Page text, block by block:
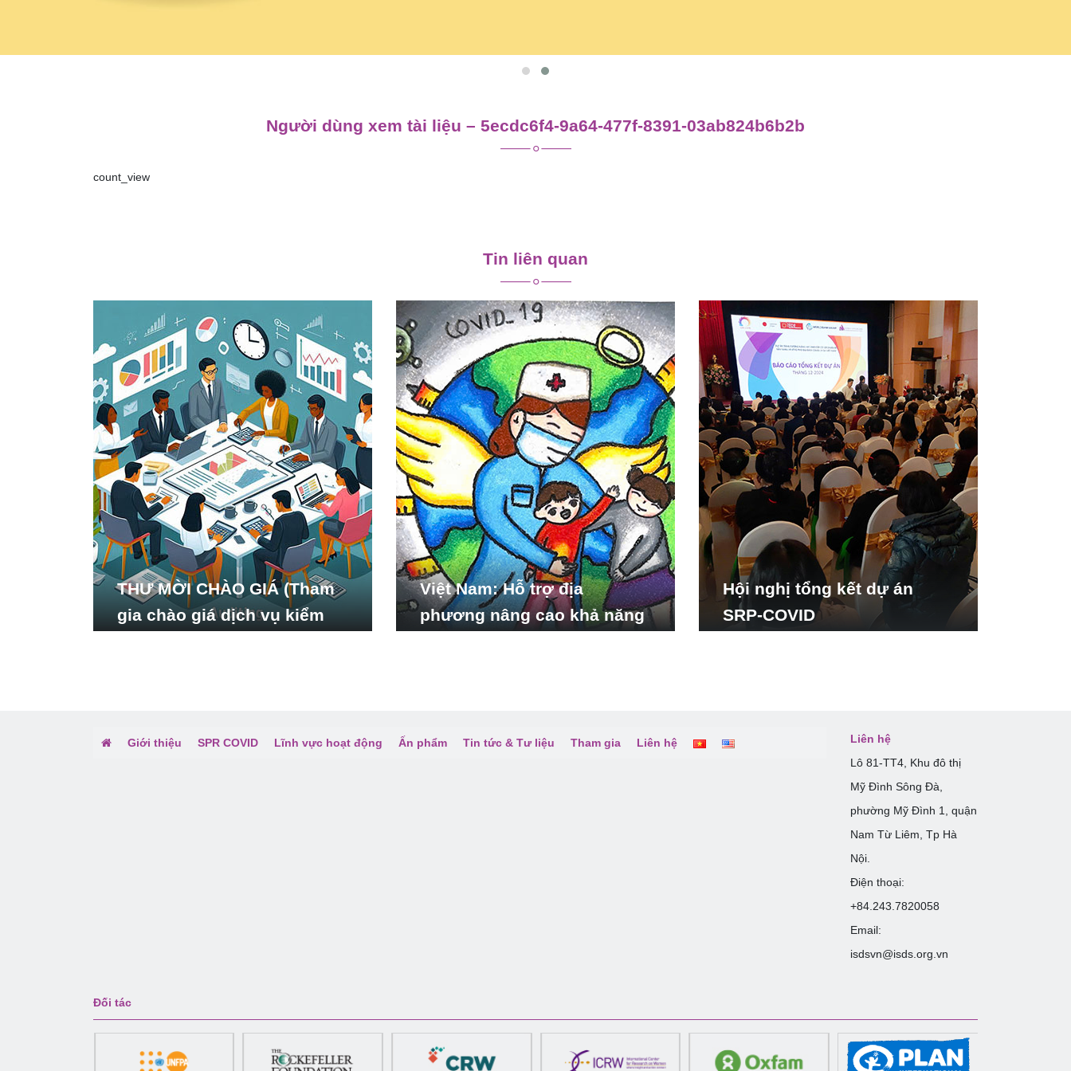
Người dùng xem tài liệu – 5ecdc6f4-9a64-477f-8391-03ab824b6b2b
count_view
viết
Tin liên quan
THƯ MỜI CHÀO GIÁ (Tham
gia chào giá dịch vụ kiểm
Việt Nam: Hỗ trợ địa
phương nâng cao khả năng
Hội nghị tổng kết dự án
SRP-COVID
Giới thiệu SPR COVID Lĩnh vực hoạt động Ấn phẩm Tin tức & Tư liệu Tham gia Liên hệ
Liên hệ
Lô 81-TT4, Khu đô thị
Mỹ Đình Sông Đà,
phường Mỹ Đình 1, quận
Nam Từ Liêm, Tp Hà
Nội.
Điện thoại:
+84.243.7820058
Email:
isdsvn@isds.org.vn
Đối tác